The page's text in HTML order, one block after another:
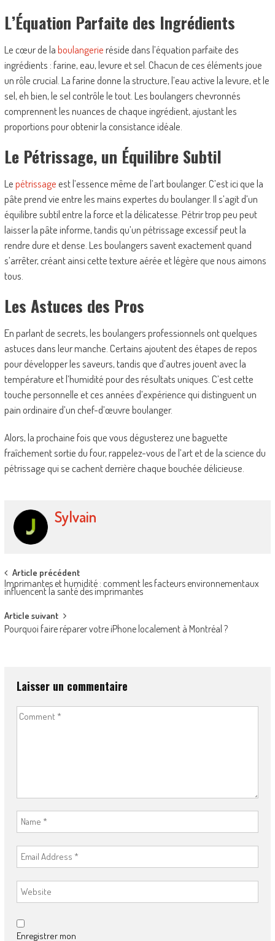
L’Équation Parfaite des Ingrédients
Le cœur de laboulangerieréside dans l’équation parfaite des
ingrédients : farine, eau, levure et sel. Chacun de ces éléments joue
un rôle crucial. La farine donne la structure, l’eau active la levure, et le
sel, eh bien, le sel contrôle le tout. Les boulangers chevronnés
comprennent les nuances de chaque ingrédient, ajustant les
proportions pour obtenir la consistance idéale.
Le Pétrissage, un Équilibre Subtil
Lepétrissageest l’essence même de l’art boulanger. C’est ici que la
pâte prend vie entre les mains expertes du boulanger. Il s’agit d’un
équilibre subtil entre la force et la délicatesse. Pétrir trop peu peut
laisser la pâte informe, tandis qu’un pétrissage excessif peut la
rendre dure et dense. Les boulangers savent exactement quand
s’arrêter, créant ainsi cette texture aérée et légère que nous aimons
tous.
Les Astuces des Pros
En parlant de secrets, les boulangers professionnels ont quelques
astuces dans leur manche. Certains ajoutent des étapes de repos
pour développer les saveurs, tandis que d’autres jouent avec la
température et l’humidité pour des résultats uniques. C’est cette
touche personnelle et ces années d’expérience qui distinguent un
pain ordinaire d’un chef-d’œuvre boulanger.
Alors, la prochaine fois que vous dégusterez une baguette
fraîchement sortie du four, rappelez-vous de l’art et de la science du
pétrissage qui se cachent derrière chaque bouchée délicieuse.
Sylvain
Post
navigation
Article précédent
Imprimantes et humidité : comment les facteurs environnementaux
influencent la santé des imprimantes
Article suivant
Pourquoi faire réparer votre iPhone localement à Montréal ?
Laisser un commentaire
Enregistrer mon